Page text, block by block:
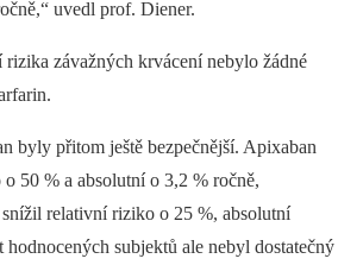
uvedl prof. Diener.
rizika závažných krvácení nebylo žádné
byly přitom ještě bezpečnější. Apixaban
50 % a absolutní o 3,2 % ročně,
relativní riziko o 25 %, absolutní
hodnocených subjektů ale nebyl dostatečný